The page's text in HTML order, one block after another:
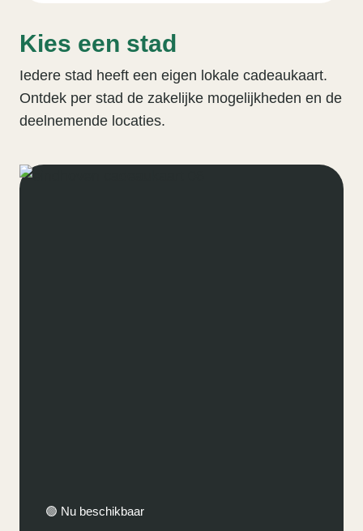
Kies een stad
Iedere stad heeft een eigen lokale cadeaukaart.
Ontdek per stad de zakelijke mogelijkheden en de
deelnemende locaties.
🟢 Nu beschikbaar